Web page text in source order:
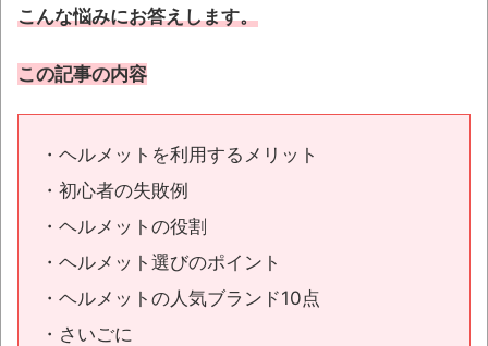
こんな悩みにお答えします。
この記事の内容
・ヘルメットを利用するメリット
・初心者の失敗例
・ヘルメットの役割
・ヘルメット選びのポイント
・ヘルメットの人気ブランド10点
・さいごに